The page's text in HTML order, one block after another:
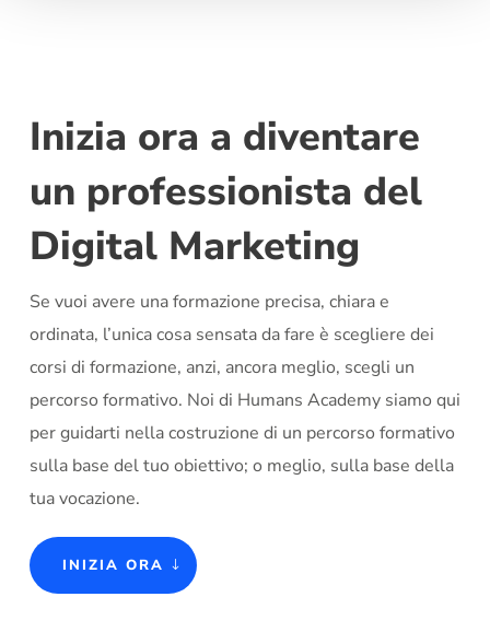
Inizia ora a diventare
un professionista del
Digital Marketing
Se vuoi avere una formazione precisa, chiara e
ordinata, l’unica cosa sensata da fare è scegliere dei
corsi di formazione, anzi, ancora meglio, scegli un
percorso formativo. Noi di Humans Academy siamo qui
per guidarti nella costruzione di un percorso formativo
sulla base del tuo obiettivo; o meglio, sulla base della
tua vocazione.
INIZIA ORA